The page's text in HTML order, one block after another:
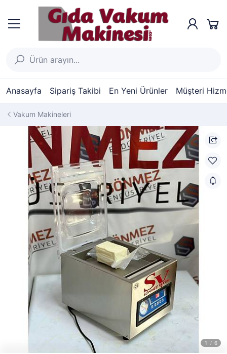
Anasayfa Sipariş Takibi En Yeni Ürünler Müşteri
Vakum Makineleri